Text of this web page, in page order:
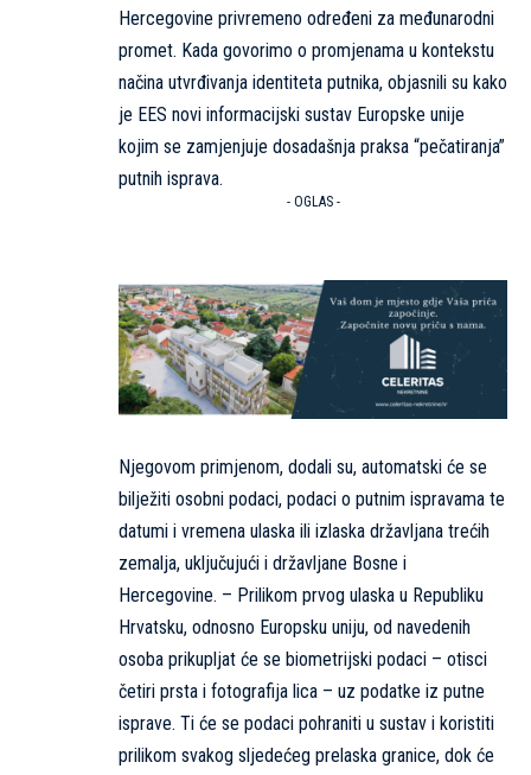
Hercegovine privremeno određeni za međunarodni
promet. Kada govorimo o promjenama u kontekstu
načina utvrđivanja identiteta putnika, objasnili su kako
je EES novi informacijski sustav Europske unije
kojim se zamjenjuje dosadašnja praksa “pečatiranja”
putnih isprava.
- OGLAS -
Njegovom primjenom, dodali su, automatski će se
bilježiti osobni podaci, podaci o putnim ispravama te
datumi i vremena ulaska ili izlaska državljana trećih
zemalja, uključujući i državljane Bosne i
Hercegovine. – Prilikom prvog ulaska u Republiku
Hrvatsku, odnosno Europsku uniju, od navedenih
osoba prikupljat će se biometrijski podaci – otisci
četiri prsta i fotografija lica – uz podatke iz putne
isprave. Ti će se podaci pohraniti u sustav i koristiti
prilikom svakog sljedećeg prelaska granice, dok će